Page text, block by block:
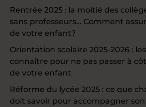
Rentrée 2025 : la moitié des
sans professeurs… Comment
de votre enfant?
Orientation scolaire 2025-2026 :
connaître pour ne pas passer à
de votre enfant
Réforme du lycée 2025 : ce que
doit savoir pour accompagner